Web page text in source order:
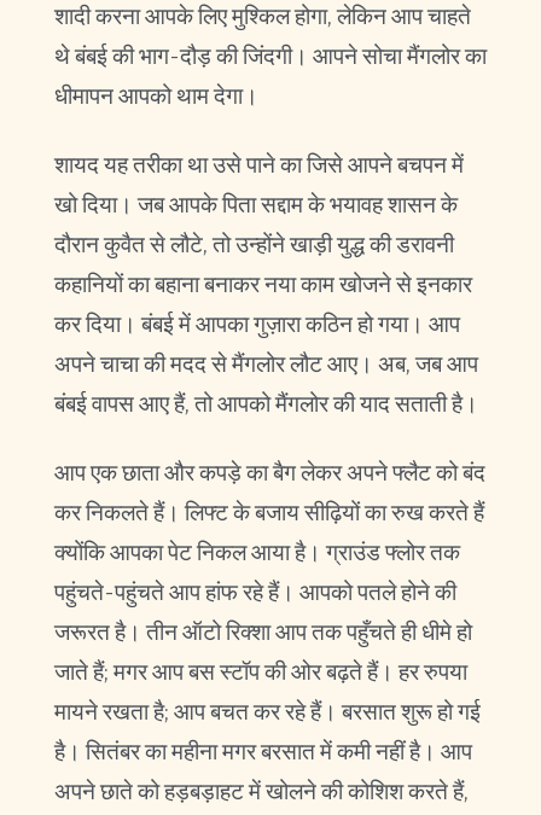
शादी करना आपके लिए मुश्किल होगा, लेकिन आप चाहते
थे बंबई की भाग-दौड़ की जिंदगी। आपने सोचा मैंगलोर का
धीमापन आपको थाम देगा।
शायद यह तरीका था उसे पाने का जिसे आपने बचपन में
खो दिया। जब आपके पिता सद्दाम के भयावह शासन के
दौरान कुवैत से लौटे, तो उन्होंने खाड़ी युद्ध की डरावनी
कहानियों का बहाना बनाकर नया काम खोजने से इनकार
कर दिया। बंबई में आपका गुज़ारा कठिन हो गया। आप
अपने चाचा की मदद से मैंगलोर लौट आए। अब, जब आप
बंबई वापस आए हैं, तो आपको मैंगलोर की याद सताती है।
आप एक छाता और कपड़े का बैग लेकर अपने फ्लैट को बंद
कर निकलते हैं। लिफ्ट के बजाय सीढ़ियों का रुख करते हैं
क्योंकि आपका पेट निकल आया है। ग्राउंड फ्लोर तक
पहुंचते-पहुंचते आप हांफ रहे हैं। आपको पतले होने की
जरूरत है। तीन ऑटो रिक्शा आप तक पहुँचते ही धीमे हो
जाते हैं; मगर आप बस स्टॉप की ओर बढ़ते हैं। हर रुपया
मायने रखता है; आप बचत कर रहे हैं। बरसात शुरू हो गई
है। सितंबर का महीना मगर बरसात में कमी नहीं है। आप
अपने छाते को हड़बड़ाहट में खोलने की कोशिश करते हैं,